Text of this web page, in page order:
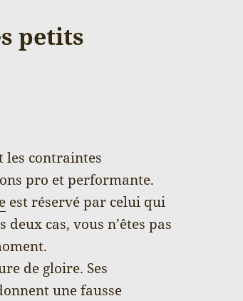
petits
les contraintes
pro et performante.
est réservé par celui qui
cas, vous n’êtes pas
de gloire. Ses
une fausse